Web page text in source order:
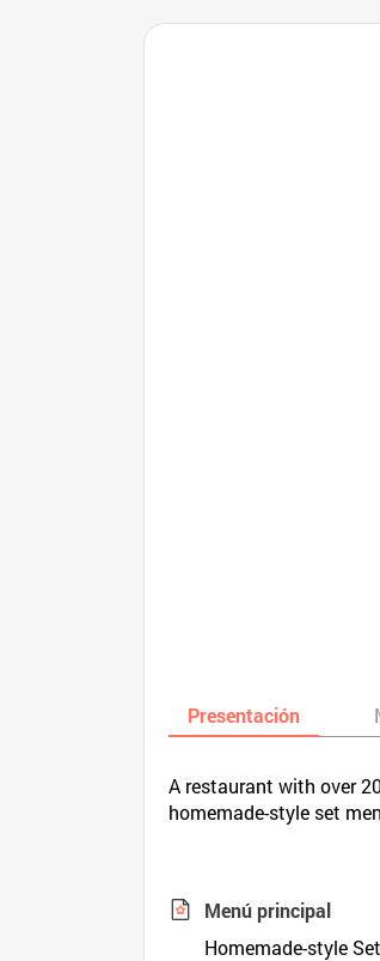
Presentación
A restaurant with over
homemade-style set
Menú principal
Homemade-style